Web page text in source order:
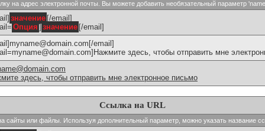
на адрес электронной почты. Вы можете добавить необязательный параметр
значение [/email]
Опция ] значение [/email]
email]
здесь, чтобы отправить мне
здесь, чтобы отправить мне электронное письмо
Ссылка на URL
сайты или файлы. Используя дополнительный параметр, можно указать название